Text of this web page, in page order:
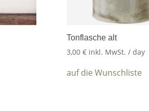
Tonflasche alt
3,00 € inkl. MwSt. / day
auf die Wunschliste